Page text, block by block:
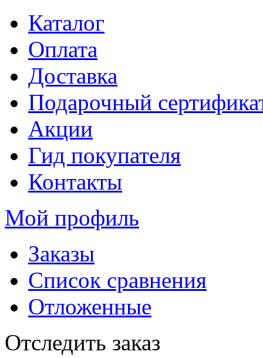
Каталог
Оплата
Доставка
Подарочный
Акции
Гид покупателя
Контакты
Мой профиль
Заказы
Список сравнения
Отложенные
Отследить заказ